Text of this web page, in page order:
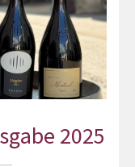
2025